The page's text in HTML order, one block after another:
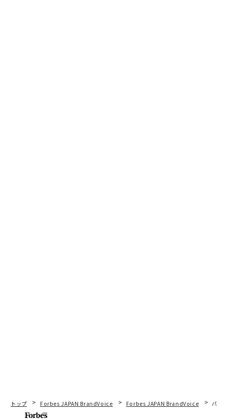
トップ Forbes JAPAN BrandVoice Forbes JAPAN BrandVoice パシ